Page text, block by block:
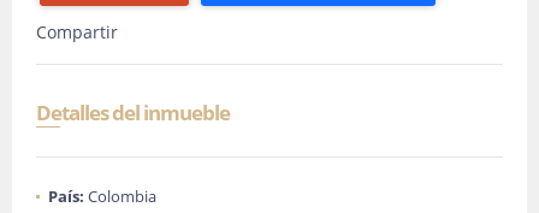
Compartir
Detalles del inmueble
País: Colombia